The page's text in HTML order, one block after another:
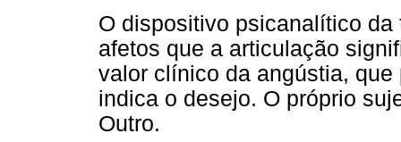
O dispositivo psicanalítico
afetos que a articulação
valor clínico da angústia,
indica o desejo. O próprio
Outro.